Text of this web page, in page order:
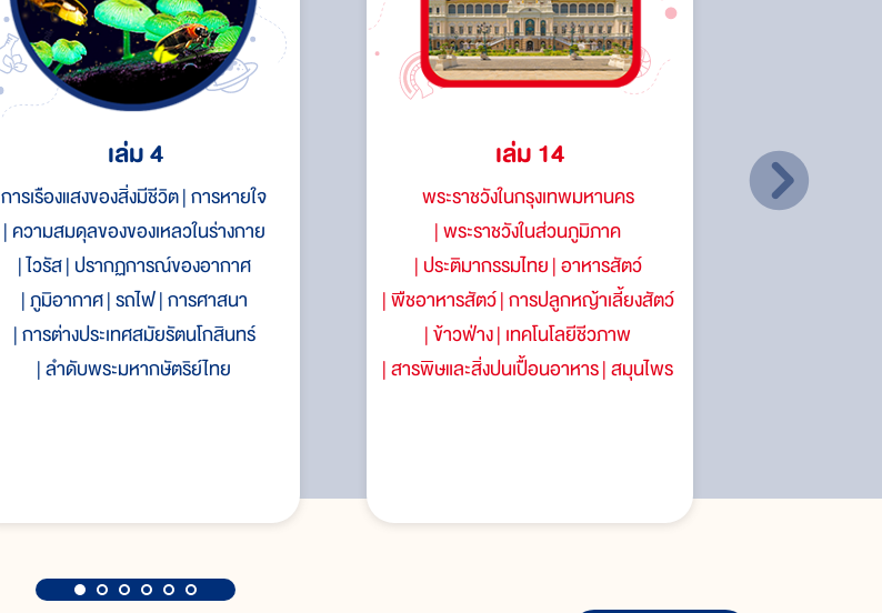
เล่ม 4
การเรืองแสงของสิ่งมีชีวิต การหายใจ
ความสมดุลของของเหลวในร่างกาย
ไวรัส ปรากฏการณ์ของอากาศ
ภูมิอากาศ รถไฟ การศาสนา
การต่างประเทศสมัยรัตนโกสินทร์
ลำดับพระมหากษัตริย์ไทย
เล่ม 14
พระราชวังในกรุงเทพมหานคร
พระราชวังในส่วนภูมิภาค
ประติมากรรมไทย อาหารสัตว์
พืชอาหารสัตว์ การปลูกหญ้าเลี้ยงสัตว์
ข้าวฟ่าง เทคโนโลยีชีวภาพ
สารพิษและสิ่งปนเปื้อนอาหาร สมุนไพร